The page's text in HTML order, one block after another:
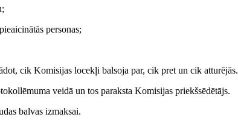
personas;
cik Komisijas locekļi balsoja par, cik pret un cik atturējās.
veidā un tos paraksta Komisijas priekšsēdētājs.
balvas izmaksai.